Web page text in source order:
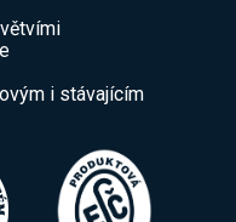
i stávajícím